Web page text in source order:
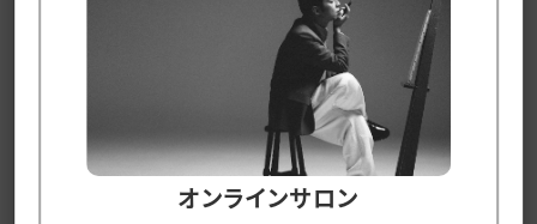
・「雨でも満足度が下がらない」
・「この会を開催することが次に繋がる」
この二つが同時にクリアできる方法は何か無い
ものか？と考えた結果、思いついたので、ここから
オンラインサロン